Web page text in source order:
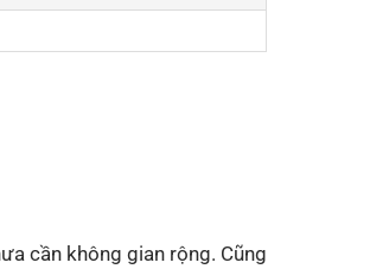
cần không gian rộng. Cũng